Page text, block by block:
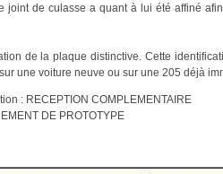
joint de culasse a quant à lui été affiné
de la plaque distinctive. Cette
une voiture neuve ou sur une 205 déjà
: RECEPTION COMPLEMENTAIRE
DE PROTOTYPE